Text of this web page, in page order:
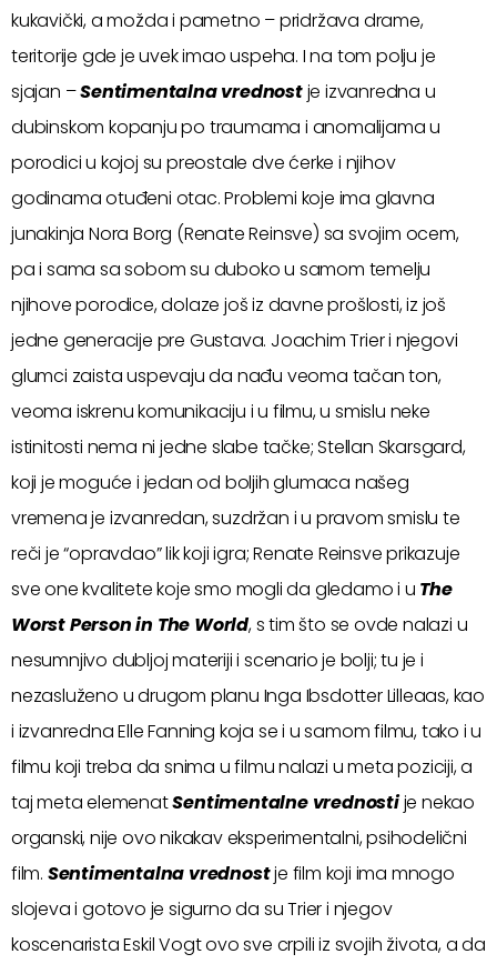
kukavički, a možda i pametno – pridržava drame,
teritorije gde je uvek imao uspeha. I na tom polju je
sjajan –Sentimentalna vrednostje izvanredna u
dubinskom kopanju po traumama i anomalijama u
porodici u kojoj su preostale dve ćerke i njihov
godinama otuđeni otac. Problemi koje ima glavna
junakinja Nora Borg (Renate Reinsve) sa svojim ocem,
pa i sama sa sobom su duboko u samom temelju
njihove porodice, dolaze još iz davne prošlosti, iz još
jedne generacije pre Gustava. Joachim Trier i njegovi
glumci zaista uspevaju da nađu veoma tačan ton,
veoma iskrenu komunikaciju i u filmu, u smislu neke
istinitosti nema ni jedne slabe tačke; Stellan Skarsgard,
koji je moguće i jedan od boljih glumaca našeg
vremena je izvanredan, suzdržan i u pravom smislu te
reči je “opravdao” lik koji igra; Renate Reinsve prikazuje
sve one kvalitete koje smo mogli da gledamo i u The
Worst Person in The World, s tim što se ovde nalazi u
nesumnjivo dubljoj materiji i scenario je bolji; tu je i
nezasluženo u drugom planu Inga Ibsdotter Lilleaas, kao
i izvanredna Elle Fanning koja se i u samom filmu, tako i u
filmu koji treba da snima u filmu nalazi u meta poziciji, a
taj meta elemenatSentimentalne vrednostije nekao
organski, nije ovo nikakav eksperimentalni, psihodelični
film. Sentimentalna vrednostje film koji ima mnogo
slojeva i gotovo je sigurno da su Trier i njegov
koscenarista Eskil Vogt ovo sve crpili iz svojih života, a da